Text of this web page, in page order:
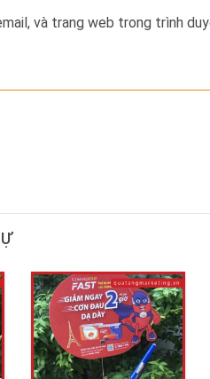
và trang web trong trình